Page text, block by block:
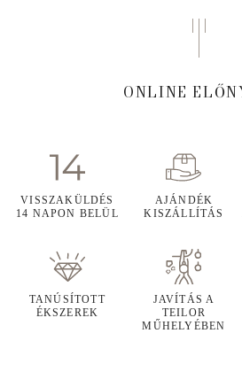
ONLINE
VISSZAKÜLDÉS
14 NAPON BELÜL
AJÁNDÉK
KISZÁLLÍTÁS
TANÚSÍTOTT
ÉKSZEREK
JAVÍTÁS A
TEILOR
MŰHELYÉBEN